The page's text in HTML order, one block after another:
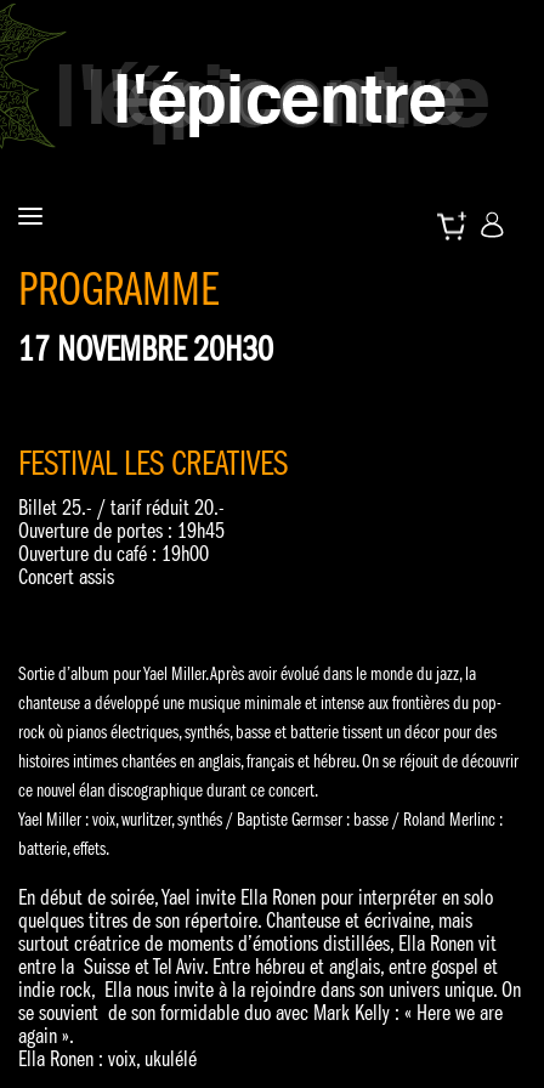
PROGRAMME
17 NOVEMBRE 20H30
FESTIVAL LES CREATIVES
Billet 25.- / tarif réduit 20.-
Ouverture de portes : 19h45
Ouverture du café : 19h00
Concert assis
Sortie d’album pour Yael Miller. Après avoir évolué dans le monde du jazz, la
chanteuse a développé une musique minimale et intense aux frontières du pop-
rock où pianos électriques, synthés, basse et batterie tissent un décor pour des
histoires intimes chantées en anglais, français et hébreu. On se réjouit de découvrir
ce nouvel élan discographique durant ce concert.
Yael Miller : voix, wurlitzer, synthés / Baptiste Germser : basse / Roland Merlinc :
batterie, effets.
En début de soirée, Yael invite Ella Ronen pour interpréter en solo
quelques titres de son répertoire. Chanteuse et écrivaine, mais
surtout créatrice de moments d’émotions distillées, Ella Ronen vit
entre la Suisse et Tel Aviv. Entre hébreu et anglais, entre gospel et
indie rock, Ella nous invite à la rejoindre dans son univers unique. On
se souvient de son formidable duo avec Mark Kelly : « Here we are
again ».
Ella Ronen : voix, ukulélé